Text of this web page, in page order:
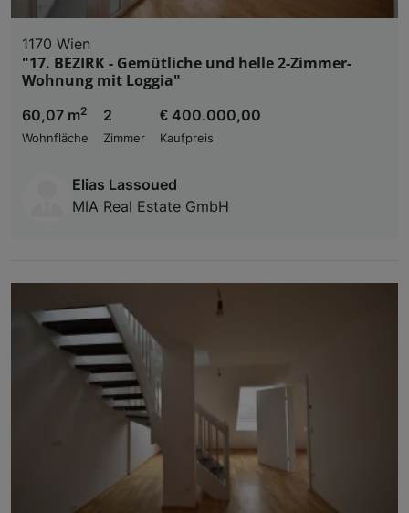
1170 Wien
"17. BEZIRK - Gemütliche und helle 2-Zimmer-
Wohnung mit Loggia"
60,07 m2
Wohnfläche
2
Zimmer
€ 400.000,00
Kaufpreis
Elias Lassoued
MIA Real Estate GmbH